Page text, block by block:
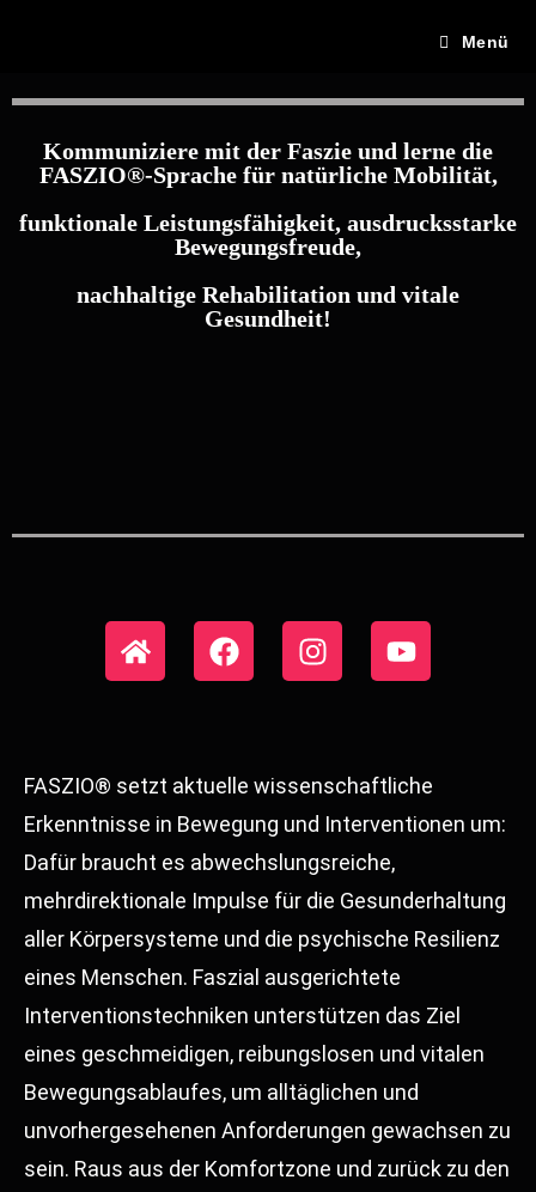
Menü
Kommuniziere mit der Faszie und lerne die
FASZIO®-Sprache für natürliche Mobilität,
funktionale Leistungsfähigkeit, ausdrucksstarke
Bewegungsfreude,
nachhaltige Rehabilitation und vitale
Gesundheit!
FASZIO® setzt aktuelle wissenschaftliche
Erkenntnisse in Bewegung und Interventionen um:
Dafür braucht es abwechslungsreiche,
mehrdirektionale Impulse für die Gesunderhaltung
aller Körpersysteme und die psychische Resilienz
eines Menschen. Faszial ausgerichtete
Interventionstechniken unterstützen das Ziel
eines geschmeidigen, reibungslosen und vitalen
Bewegungsablaufes, um alltäglichen und
unvorhergesehenen Anforderungen gewachsen zu
sein. Raus aus der Komfortzone und zurück zu den